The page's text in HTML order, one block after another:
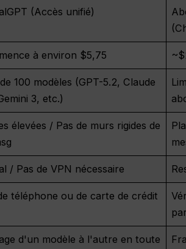
(Accès unifié)
à environ $5,75
100 modèles (GPT-5.2, Claude
3, etc.)
élevées / Pas de murs rigides de
/ Pas de VPN nécessaire
téléphone ou de carte de crédit
d'un modèle à l'autre en toute